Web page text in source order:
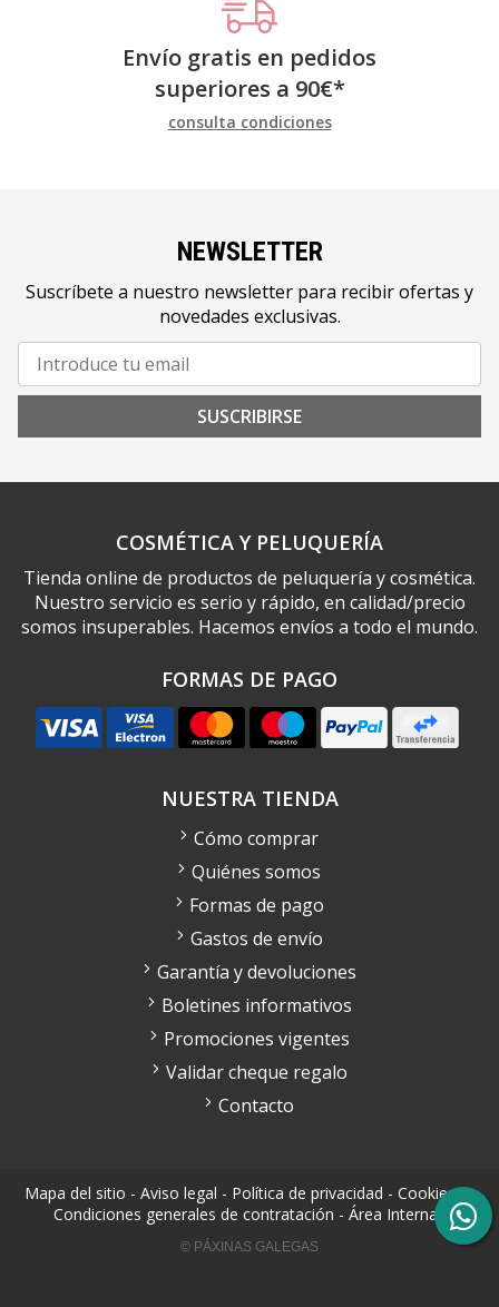
Envío gratis en pedidos
superiores a 90€*
consulta condiciones
NEWSLETTER
Suscríbete a nuestro newsletter para recibir ofertas y
novedades exclusivas.
SUSCRIBIRSE
COSMÉTICA Y PELUQUERÍA
Tienda online de productos de peluquería y cosmética.
Nuestro servicio es serio y rápido, en calidad/precio
somos insuperables. Hacemos envíos a todo el mundo.
FORMAS DE PAGO
NUESTRA TIENDA
Cómo comprar
Quiénes somos
Formas de pago
Gastos de envío
Garantía y devoluciones
Boletines informativos
Promociones vigentes
Validar cheque regalo
Contacto
Mapa del sitio - Aviso legal - Política de privacidad - Cookies-
Condiciones generales de contratación - Área Interna
© PÁXINAS GALEGAS